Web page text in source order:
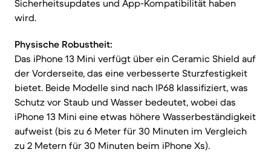
Sicherheitsupdates und App-Kompatibilität haben
wird.
Physische Robustheit:
Das iPhone 13 Mini verfügt über ein Ceramic Shield auf
der Vorderseite, das eine verbesserte Sturzfestigkeit
bietet. Beide Modelle sind nach IP68 klassifiziert, was
Schutz vor Staub und Wasser bedeutet, wobei das
iPhone 13 Mini eine etwas höhere Wasserbeständigkeit
aufweist (bis zu 6 Meter für 30 Minuten im Vergleich
zu 2 Metern für 30 Minuten beim iPhone Xs).